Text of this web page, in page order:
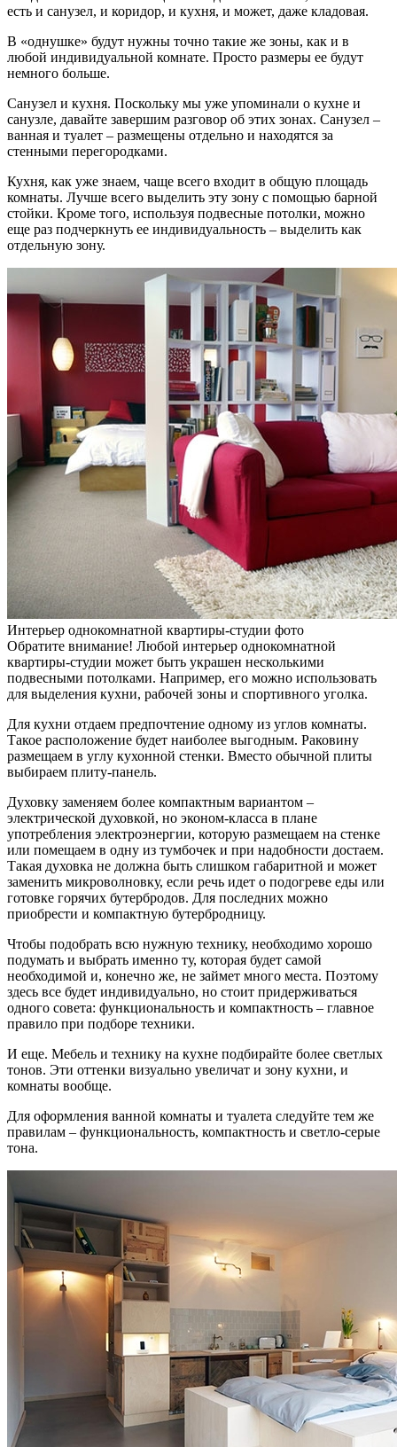
есть и санузел, и коридор, и кухня, и может, даже кладовая.
В «однушке» будут нужны точно такие же зоны, как и в
любой индивидуальной комнате. Просто размеры ее будут
немного больше.
Санузел и кухня. Поскольку мы уже упоминали о кухне и
санузле, давайте завершим разговор об этих зонах. Санузел –
ванная и туалет – размещены отдельно и находятся за
стенными перегородками.
Кухня, как уже знаем, чаще всего входит в общую площадь
комнаты. Лучше всего выделить эту зону с помощью барной
стойки. Кроме того, используя подвесные потолки, можно
еще раз подчеркнуть ее индивидуальность – выделить как
отдельную зону.
Интерьер однокомнатной квартиры-студии фото
Обратите внимание! Любой интерьер однокомнатной
квартиры-студии может быть украшен несколькими
подвесными потолками. Например, его можно использовать
для выделения кухни, рабочей зоны и спортивного уголка.
Для кухни отдаем предпочтение одному из углов комнаты.
Такое расположение будет наиболее выгодным. Раковину
размещаем в углу кухонной стенки. Вместо обычной плиты
выбираем плиту-панель.
Духовку заменяем более компактным вариантом –
электрической духовкой, но эконом-класса в плане
употребления электроэнергии, которую размещаем на стенке
или помещаем в одну из тумбочек и при надобности достаем.
Такая духовка не должна быть слишком габаритной и может
заменить микроволновку, если речь идет о подогреве еды или
готовке горячих бутербродов. Для последних можно
приобрести и компактную бутербродницу.
Чтобы подобрать всю нужную технику, необходимо хорошо
подумать и выбрать именно ту, которая будет самой
необходимой и, конечно же, не займет много места. Поэтому
здесь все будет индивидуально, но стоит придерживаться
одного совета: функциональность и компактность – главное
правило при подборе техники.
И еще. Мебель и технику на кухне подбирайте более светлых
тонов. Эти оттенки визуально увеличат и зону кухни, и
комнаты вообще.
Для оформления ванной комнаты и туалета следуйте тем же
правилам – функциональность, компактность и светло-серые
тона.